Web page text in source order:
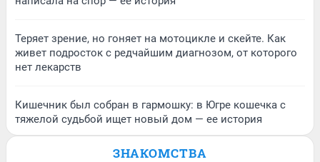
Теряет зрение, но гоняет на мотоцикле и скейте. Как
живет подросток с редчайшим диагнозом, от которого
нет лекарств
Кишечник был собран в гармошку: в Югре кошечка с
тяжелой судьбой ищет новый дом — ее история
ЗНАКОМСТВА